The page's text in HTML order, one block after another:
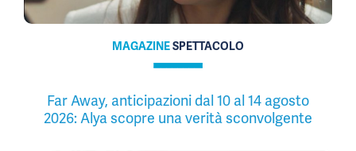
MAGAZINESPETTACOLO
Far Away, anticipazioni dal 10 al 14 agosto
2026: Alya scopre una verità sconvolgente